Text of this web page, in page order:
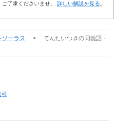
了承くださいませ。 詳しい解説を見る
ソーラス > てんたいつきの同義語・